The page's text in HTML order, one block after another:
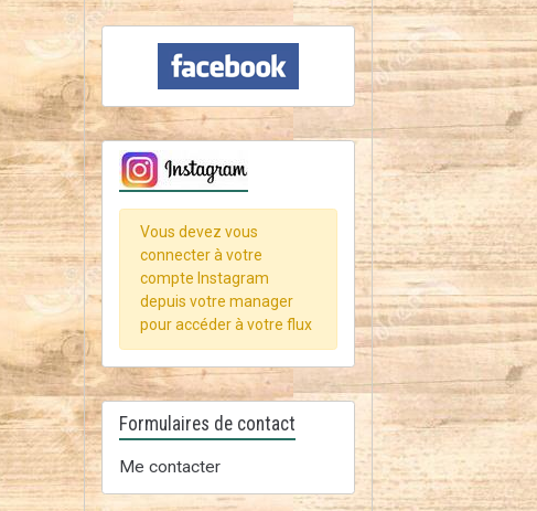
Vous devez vous
connecter à votre
compte Instagram
depuis votre manager
pour accéder à votre flux
Formulaires de contact
Me contacter